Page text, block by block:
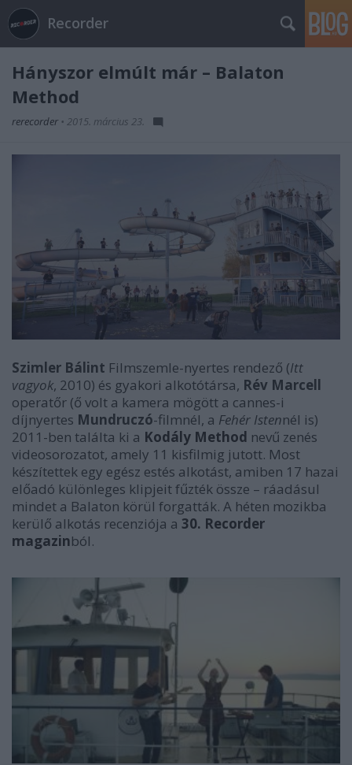
Recorder
Hányszor elmúlt már – Balaton
Method
rerecorder • 2015. március 23.
Szimler Bálint Filmszemle-nyertes rendező (Itt
vagyok, 2010) és gyakori alkotótársa, Rév Marcell
operatőr (ő volt a kamera mögött a cannes-i
díjnyertes Mundruczó-filmnél, a Fehér Istennél is)
2011-ben találta ki a Kodály Method nevű zenés
videosorozatot, amely 11 kisfilmig jutott. Most
készítettek egy egész estés alkotást, amiben 17 hazai
előadó különleges klipjeit fűzték össze – ráadásul
mindet a Balaton körül forgatták. A héten mozikba
kerülő alkotás recenziója a 30. Recorder
magazinból.